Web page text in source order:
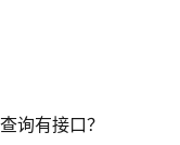
询有接口？